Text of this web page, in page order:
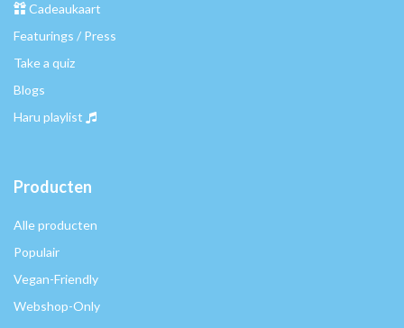
Cadeaukaart
Featurings / Press
Take a quiz
Blogs
Haru playlist
Producten
Alle producten
Populair
Vegan-Friendly
Webshop-Only